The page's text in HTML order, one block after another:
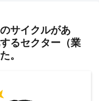
サイクルがあ
るセクター（業
。